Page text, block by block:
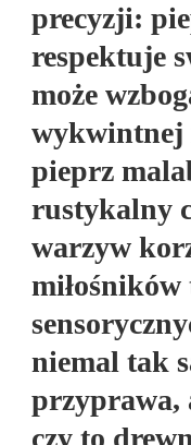
precyzji:
respektuje
może
wykwintnej
pieprz
rustykalny
warzyw
niemal tak
przyprawa,